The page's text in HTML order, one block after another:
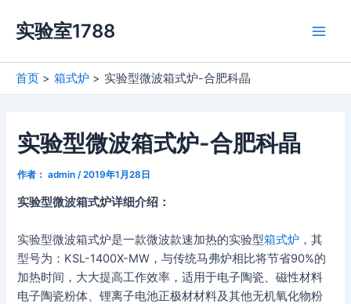
容
实验室1788
首页 箱式炉 实验型微波箱式炉-合肥科晶
实验型微波箱式炉-合肥科晶
作者： admin /2019年1月28日
实验型微波箱式炉详细介绍：
实验型微波箱式炉是一款微波款速加热的实验型箱式炉 ，其
型号为：KSL-1400X-MW，与传统马弗炉相比将节省90%的
加热时间，大大提高工作效率，适用于电子陶瓷、磁性材料
电子陶瓷粉体、锂离子电池正极材材料及其他无机氧化物粉